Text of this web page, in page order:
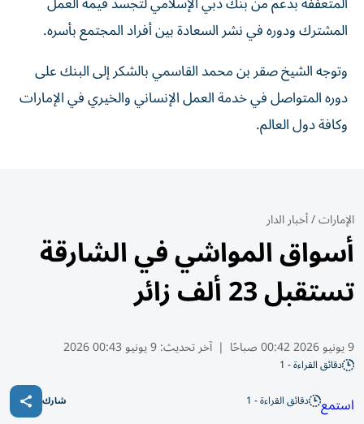
المشترك ودوره في نشر السعادة بين أفراد المجتمع بأسره.
وتوجه الشيخ صقر بن محمد القاسمي بالشكر إلى البنك على
دوره المتواصل في خدمة العمل الإنساني والخيري في الإمارات
وكافة دول العالم.
الإمارات/أخبار الدار
أسواق المواشي في الشارقة
تستقبل 23 ألف زائر
9 يونيو 2026 00:42 صباحًا | آخر تحديث:9 يونيو 00:43 2026
دقائق القراءة - 1
استمع دقائق القراءة - 1 شارك